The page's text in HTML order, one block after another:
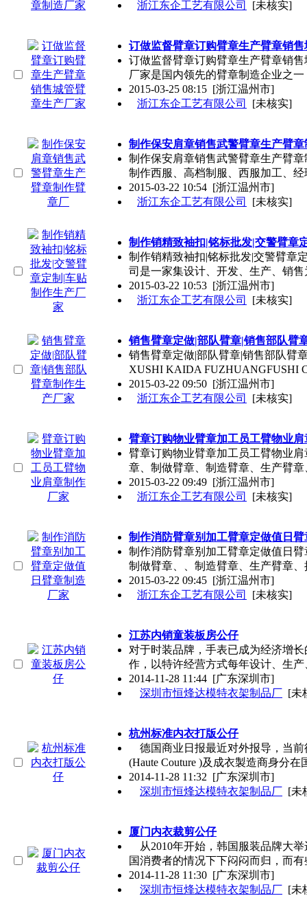
浙江东企工艺有限公司
[未核实]
订做监督臂章订购臂章生产臂章销
订做监督臂章订购臂章生产臂章销
厂家是国内领先的臂章制造企业之一
2015-03-25 08:15 [浙江温州市]
浙江东企工艺有限公司
[未核实]
制作保安肩章销售武警臂章生产臂
制作保安肩章销售武警臂章生产臂
制作西服、高档制服、西服加工、经
2015-03-22 10:54 [浙江温州市]
浙江东企工艺有限公司
[未核实]
制作销精致袖扣|铭标批发|交警臂章
制作销精致袖扣|铭标批发|交警臂章
司是一家集设计、开发、生产、销售
2015-03-22 10:53 [浙江温州市]
浙江东企工艺有限公司
[未核实]
销售臂章定做|部队臂章|销售部队臂
销售臂章定做|部队臂章|销售部队臂
XUSHI KAIDA FUZHUANGFUSHI
2015-03-22 09:50 [浙江温州市]
浙江东企工艺有限公司
[未核实]
臂章订购物业臂章加工员工臂物业
臂章订购物业臂章加工员工臂物业
章、制做臂章、制造臂章、生产臂章
2015-03-22 09:49 [浙江温州市]
浙江东企工艺有限公司
[未核实]
制作消防臂章别加工臂章定做值日
制作消防臂章别加工臂章定做值日
制做臂章、、制造臂章、生产臂章、
2015-03-22 09:45 [浙江温州市]
浙江东企工艺有限公司
[未核实]
江苏内销童装板房公仔
对于时装品牌，手表已成为经济增
作，以特许经营方式每年设计、生产
2014-11-28 11:44 [广东深圳市]
深圳市恒烽达模特衣架制品厂 [未
杭州标准内衣打版公仔
德国商业日报最近对外报导，当前
(Haute Couture )及成衣製造商身分在
2014-11-28 11:32 [广东深圳市]
深圳市恒烽达模特衣架制品厂 [未
厦门内衣裁剪公仔
从2010年开始，韩国服装品牌大
国消费者的情况下下闷闷而归，而有
2014-11-28 11:30 [广东深圳市]
深圳市恒烽达模特衣架制品厂 [未